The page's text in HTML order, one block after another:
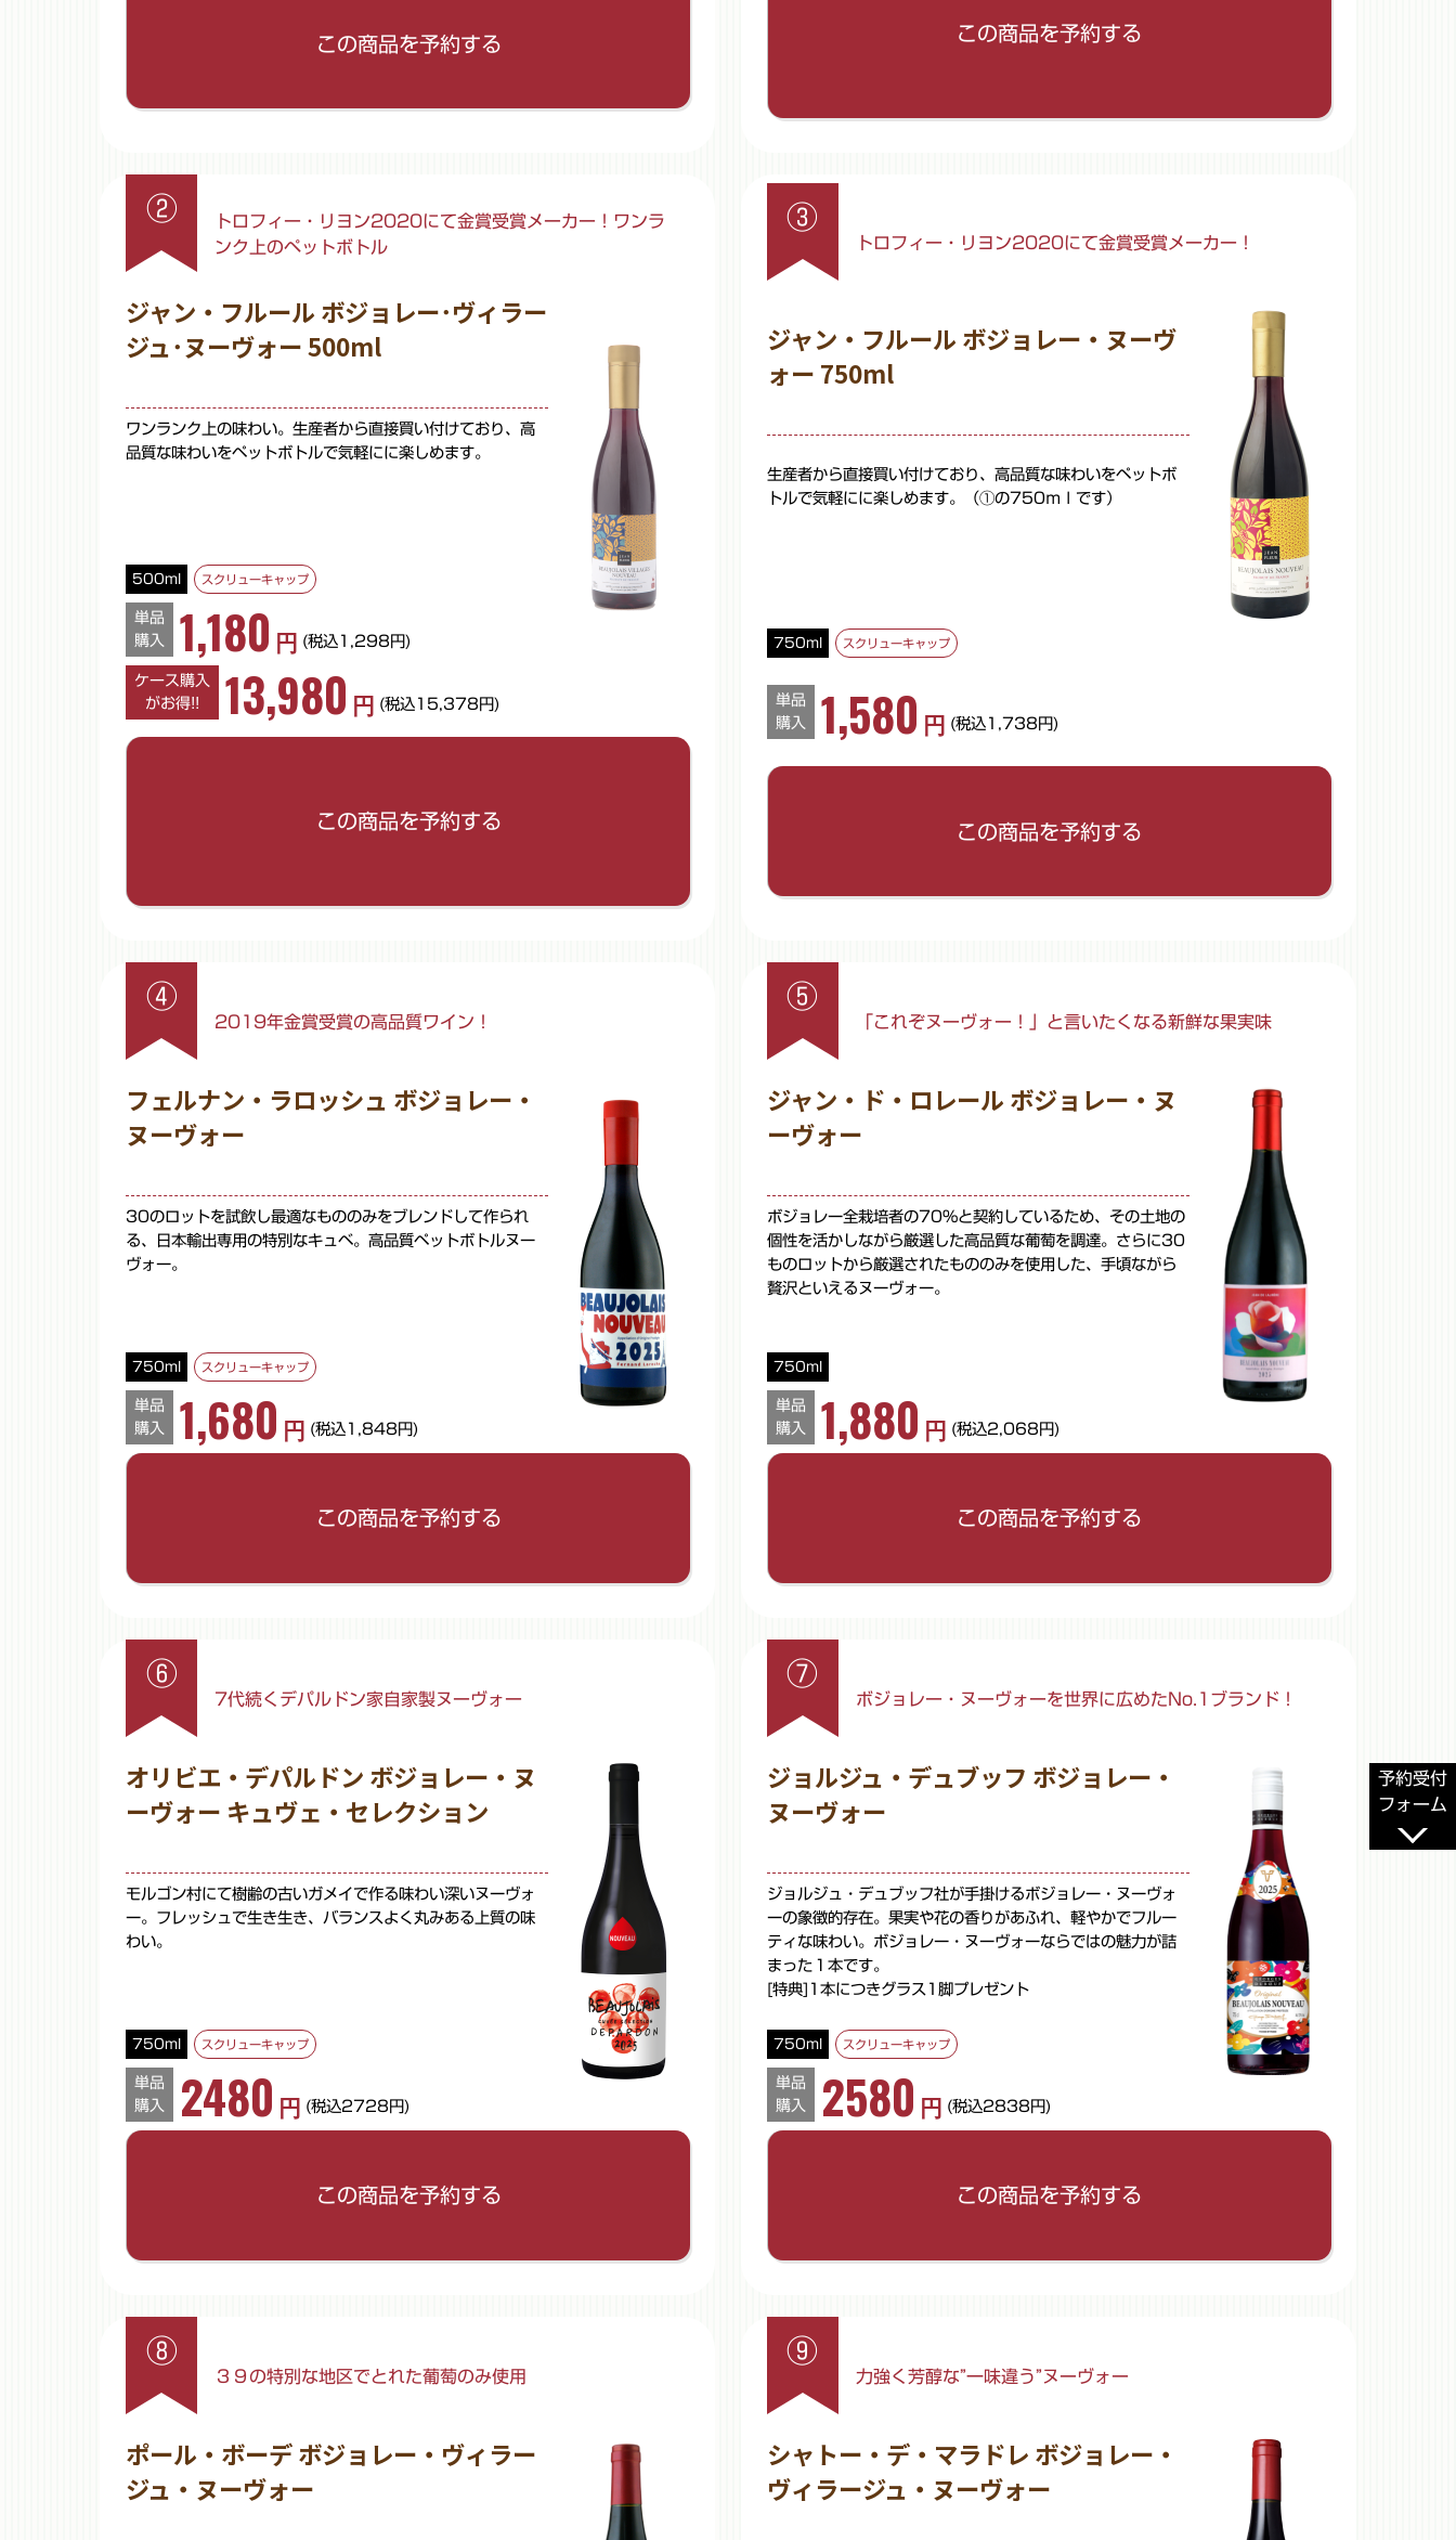
予約受付
フォーム
この商品を予約する この商品を予約する
(12本入)
②
トロフィー・リヨン2020にて金賞受賞メーカー！ワンラ
ンク上のペットボトル
ジャン・フルール ボジョレー･ヴィラー
ジュ･ヌーヴォー 500ml
ワンランク上の味わい。生産者から直接買い付けており、高
品質な味わいをペットボトルで気軽にに楽しめます。
500ml スクリューキャップ
単品
購入
1,180 円 (税込1,298円)
ケース購入
がお得!!
13,980 円 (税込15,378円)
この商品を予約する
(12本入)
③
トロフィー・リヨン2020にて金賞受賞メーカー！
ジャン・フルール ボジョレー・ヌーヴ
ォー 750ml
生産者から直接買い付けており、高品質な味わいをペットボ
トルで気軽にに楽しめます。（①の750ｍｌです）
750ml スクリューキャップ
単品
購入
1,580 円 (税込1,738円)
この商品を予約する
④
2019年金賞受賞の高品質ワイン！
フェルナン・ラロッシュ ボジョレー・
ヌーヴォー
30のロットを試飲し最適なもののみをブレンドして作られ
る、日本輸出専用の特別なキュベ。高品質ペットボトルヌー
ヴォー。
750ml スクリューキャップ
単品
購入
1,680 円 (税込1,848円)
この商品を予約する
⑤
「これぞヌーヴォー！」と言いたくなる新鮮な果実味
ジャン・ド・ロレール ボジョレー・ヌ
ーヴォー
ボジョレー全栽培者の70%と契約しているため、その土地の
個性を活かしながら厳選した高品質な葡萄を調達。さらに30
ものロットから厳選されたもののみを使用した、手頃ながら
贅沢といえるヌーヴォー。
750ml
単品
購入
1,880 円 (税込2,068円)
この商品を予約する
⑥
7代続くデパルドン家自家製ヌーヴォー
オリビエ・デパルドン ボジョレー・ヌ
ーヴォー キュヴェ・セレクション
モルゴン村にて樹齢の古いガメイで作る味わい深いヌーヴォ
ー。フレッシュで生き生き、バランスよく丸みある上質の味
わい。
750ml スクリューキャップ
単品
購入
2480 円 (税込2728円)
この商品を予約する
⑦
ボジョレー・ヌーヴォーを世界に広めたNo.1ブランド！
ジョルジュ・デュブッフ ボジョレー・
ヌーヴォー
ジョルジュ・デュブッフ社が手掛けるボジョレー・ヌーヴォ
ーの象徴的存在。果実や花の香りがあふれ、軽やかでフルー
ティな味わい。ボジョレー・ヌーヴォーならではの魅力が詰
まった１本です。
[特典]1本につきグラス1脚プレゼント
750ml スクリューキャップ
単品
購入
2580 円 (税込2838円)
この商品を予約する
⑧
３９の特別な地区でとれた葡萄のみ使用
ポール・ボーデ ボジョレー・ヴィラー
ジュ・ヌーヴォー
⑨
力強く芳醇な”一味違う”ヌーヴォー
シャトー・デ・マラドレ ボジョレー・
ヴィラージュ・ヌーヴォー